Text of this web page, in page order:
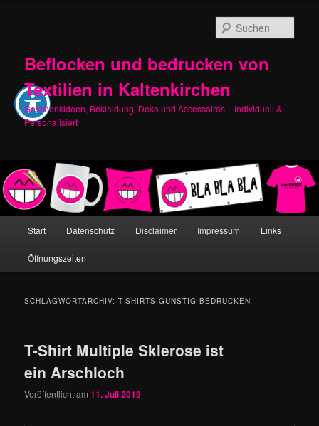
Beflocken und bedrucken von
Textilien in Kaltenkirchen
Geschenkideen, Bekleidung, Deko und Accessoires – Individuell &
Personalisiert
Start Datenschutz Disclaimer Impressum Links
Öffnungszeiten
SCHLAGWORTARCHIV:T-SHIRTS GÜNSTIG BEDRUCKEN
T-Shirt Multiple Sklerose ist
ein Arschloch
Veröffentlicht am11. Juli 2019